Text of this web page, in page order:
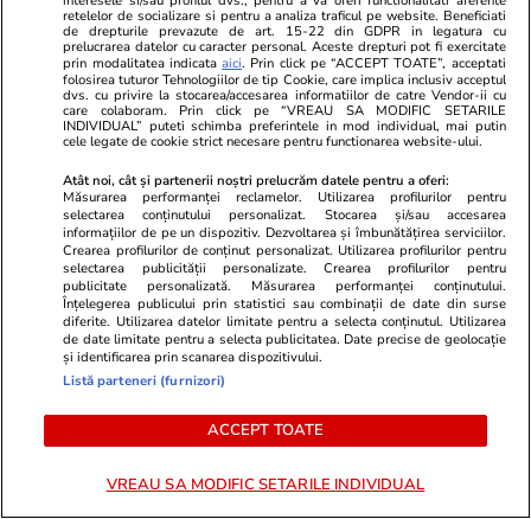
lacrimi și în meditațiile cele duhovnicești, din
inimă suspinând, lăudai pe Dumnezeu, cântând:
Aliluia!
Icos 4
Petrecând vreme îndelungată în pustia Sihlei,
cu lacrimi duhovnicești mai mult decât cu hrana
trupului te întăreai și cu nădejdea veșnicelor
bucurii în toată vremea te mângâiai. Pentru care
și noi nevrednicii te lăudăm:
Bucură-te, că prin rugăciune neîncetată
dragostea lui Dumnezeu ai câștigat;
duhovnicesc te-ai ridicat;
retelelor de socializare si pentru a analiza traficul pe website. Beneficiati
de drepturile prevazute de art. 15-22 din GDPR in legatura cu
prelucrarea datelor cu caracter personal. Aceste drepturi pot fi exercitate
prin modalitatea indicataaici. Prin click pe “ACCEPT TOATE”, acceptati
folosirea tuturor Tehnologiilor de tip Cookie, care implica inclusiv acceptul
dvs. cu privire la stocarea/accesarea informatiilor de catre Vendor-ii cu
care colaboram. Prin click pe “VREAU SA MODIFIC SETARILE
INDIVIDUAL” puteti schimba preferintele in mod individual, mai putin
cele legate de cookie strict necesare pentru functionarea website-ului.
Atât noi, cât și partenerii noștri prelucrăm datele pentru a oferi:
Măsurarea performanței reclamelor. Utilizarea profilurilor pentru
selectarea conținutului personalizat. Stocarea și/sau accesarea
informațiilor de pe un dispozitiv. Dezvoltarea și îmbunătățirea serviciilor.
Crearea profilurilor de conținut personalizat. Utilizarea profilurilor pentru
selectarea publicității personalizate. Crearea profilurilor pentru
publicitate personalizată. Măsurarea performanței conținutului.
Înțelegerea publicului prin statistici sau combinații de date din surse
diferite. Utilizarea datelor limitate pentru a selecta conținutul. Utilizarea
de date limitate pentru a selecta publicitatea. Date precise de geolocație
și identificarea prin scanarea dispozitivului.
Listă parteneri (furnizori)
ACCEPT TOATE
VREAU SA MODIFIC SETARILE INDIVIDUAL